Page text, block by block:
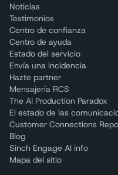
Noticias
Testimonios
Centro de confianza
Centro de ayuda
Estado del servicio
Envía una incidencia
Hazte partner
Mensajería RCS
The AI Production Paradox
El estado de las
Customer Connections
Blog
Sinch Engage AI info
Mapa del sitio